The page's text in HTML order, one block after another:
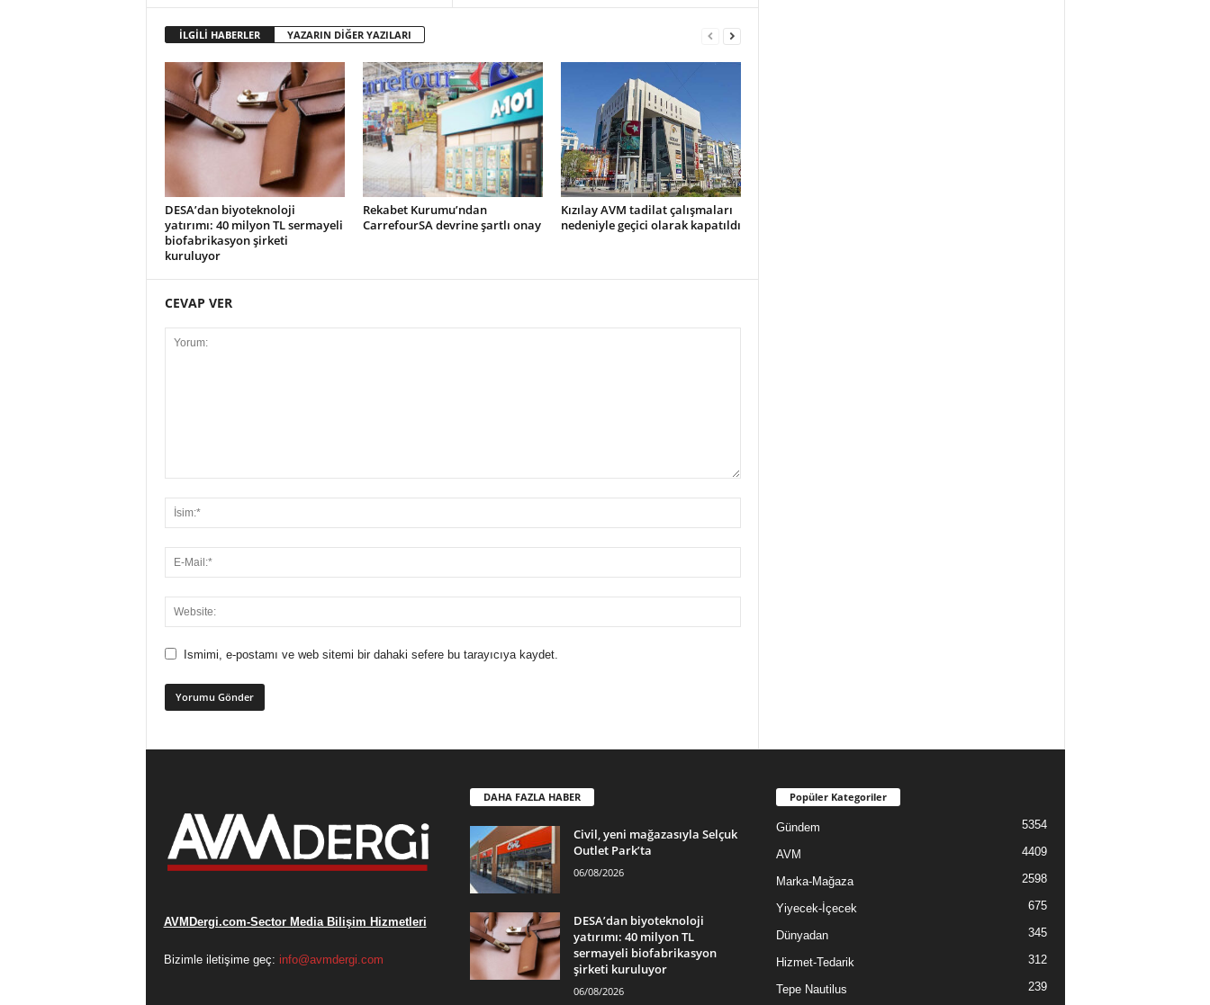
İLGİLİ HABERLER YAZARIN DİĞER YAZILARI
DESA’dan biyoteknoloji
yatırımı: 40 milyon TL sermayeli
biofabrikasyon şirketi
kuruluyor
Rekabet Kurumu’ndan
CarrefourSA devrine şartlı onay
Kızılay AVM tadilat çalışmaları
nedeniyle geçici olarak kapatıldı
CEVAP VER
Ismimi, e-postamı ve web sitemi bir dahaki sefere bu tarayıcıya kaydet.
AVMDergi.com-Sector Media Bilişim Hizmetleri
Bizimle iletişime geç: info@avmdergi.com
DAHA FAZLA HABER
Civil, yeni mağazasıyla Selçuk
Outlet Park’ta
06/08/2026
DESA’dan biyoteknoloji
yatırımı: 40 milyon TL
sermayeli biofabrikasyon
şirketi kuruluyor
06/08/2026
Popüler Kategoriler
Gündem 5354
AVM 4409
Marka-Mağaza 2598
Yiyecek-İçecek 675
Dünyadan 345
Hizmet-Tedarik 312
Tepe Nautilus 239